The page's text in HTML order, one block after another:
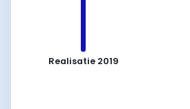
Realisatie 2019